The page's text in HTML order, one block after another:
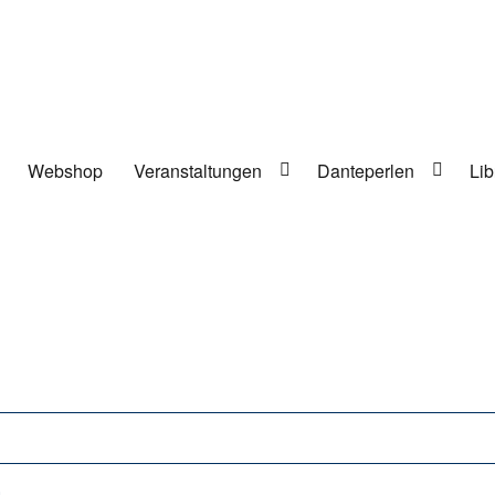
Webshop Veranstaltungen Danteperlen